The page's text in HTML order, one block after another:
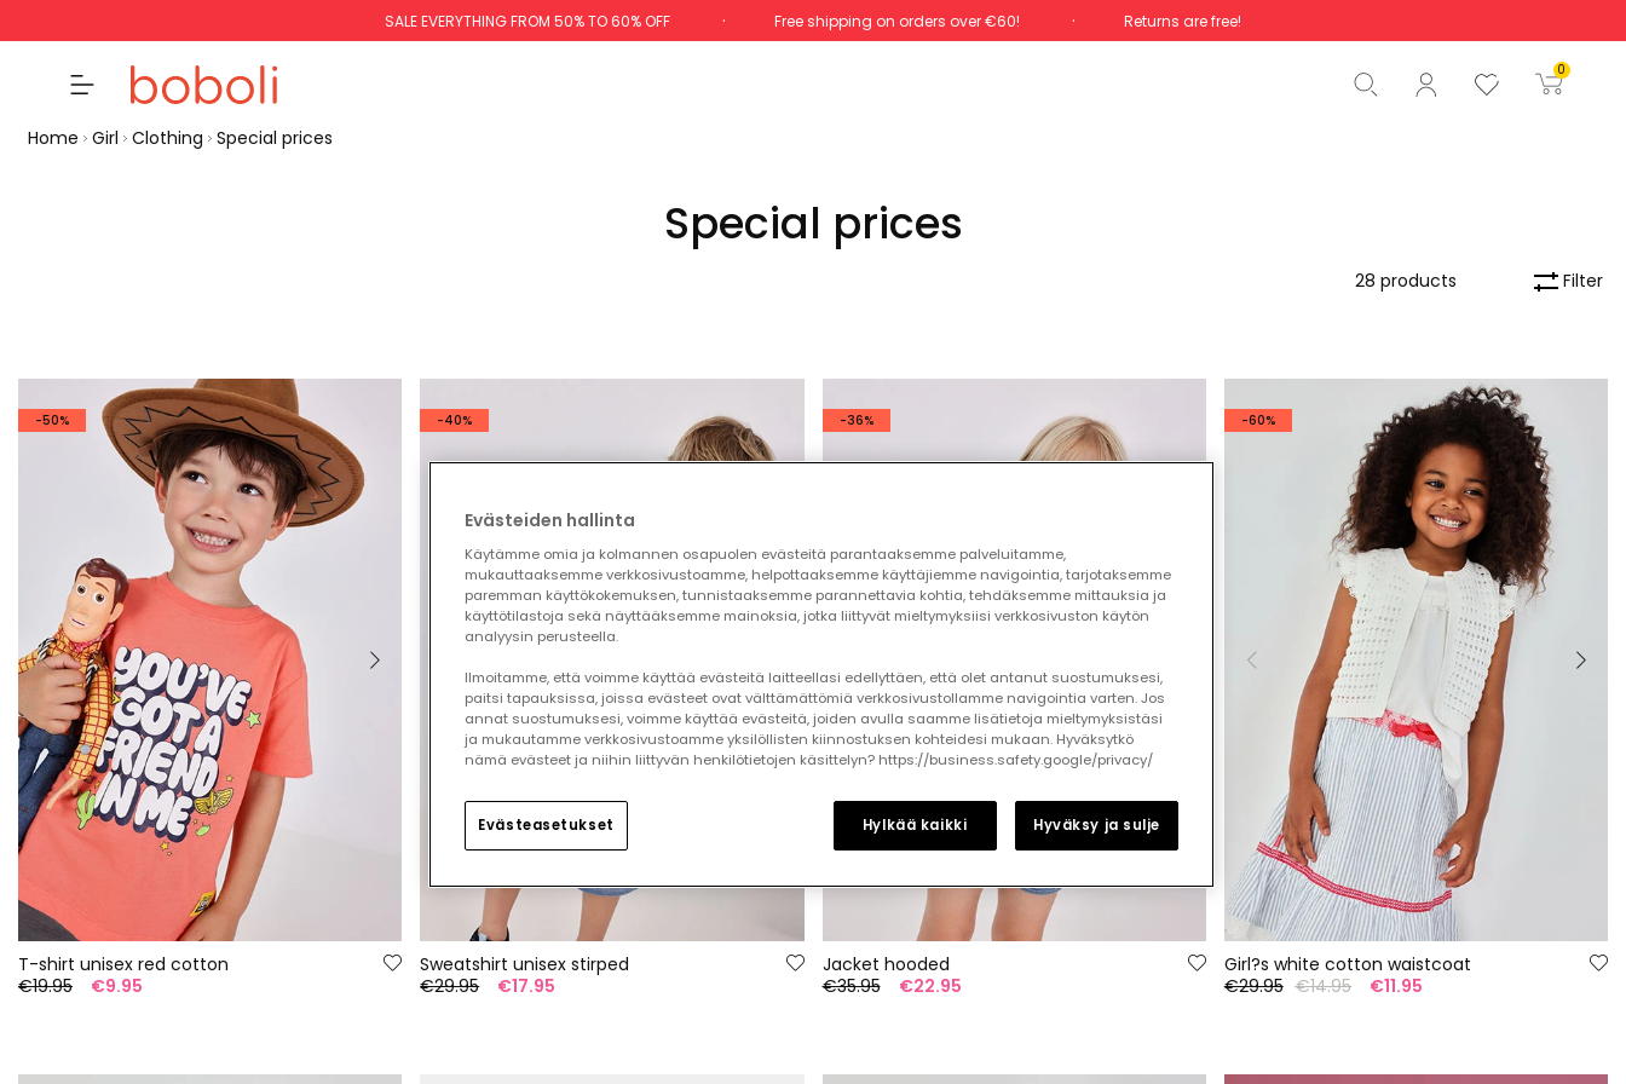
SALE EVERYTHING FROM 50% TO 60% OFF Free shipping on orders over €60! Returns are free!
0
Total €0.00
Start order
Home Girl Clothing Special prices
Special prices
Filter
28 products
-50%
T-shirt unisex red cotton
€19.95
€9.95
-40%
Sweatshirt unisex stirped
€29.95
€17.95
-36%
Jacket hooded
€35.95
€22.95
-60%
Girl?s white cotton waistcoat
€29.95 €14.95 €11.95
Evästeiden hallinta
Käytämme omia ja kolmannen osapuolen evästeitä parantaaksemme palveluitamme,
mukauttaaksemme verkkosivustoamme, helpottaaksemme käyttäjiemme navigointia, tarjotaksemme
paremman käyttökokemuksen, tunnistaaksemme parannettavia kohtia, tehdäksemme mittauksia ja
käyttötilastoja sekä näyttääksemme mainoksia, jotka liittyvät mieltymyksiisi verkkosivuston käytön
analyysin perusteella.
Ilmoitamme, että voimme käyttää evästeitä laitteellasi edellyttäen, että olet antanut suostumuksesi,
paitsi tapauksissa, joissa evästeet ovat välttämättömiä verkkosivustollamme navigointia varten. Jos
annat suostumuksesi, voimme käyttää evästeitä, joiden avulla saamme lisätietoja mieltymyksistäsi
ja mukautamme verkkosivustoamme yksilöllisten kiinnostuksen kohteidesi mukaan. Hyväksytkö
nämä evästeet ja niihin liittyvän henkilötietojen käsittelyn? https://business.safety.google/privacy/
Evästeasetukset Hylkää kaikki Hyväksy ja sulje